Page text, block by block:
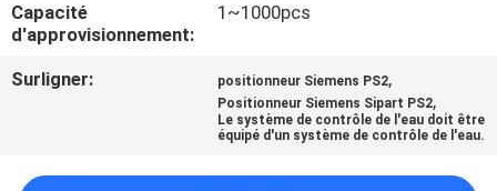
NOUS
CONTACTER
Capacité
d'approvisionnement:
1~1000pcs
Surligner: positionneur Siemens PS2,
Positionneur Siemens Sipart PS2,
Le système de contrôle de l'eau doit être
équipé d'un système de contrôle de l'eau.